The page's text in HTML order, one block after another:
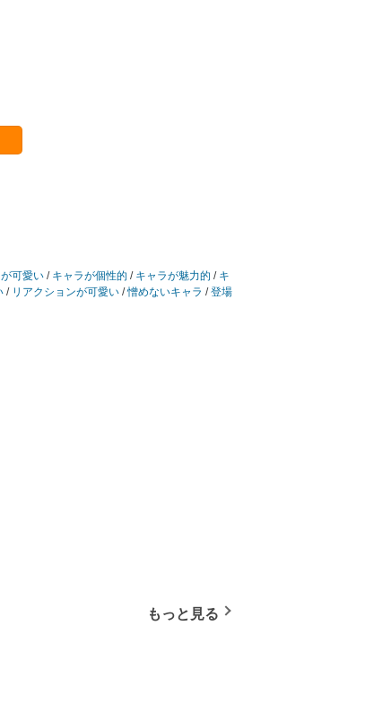
可愛い / キャラが個性的 / キャラが魅力的 / キ
/ リアクションが可愛い /憎めないキャラ /登場
もっと見る